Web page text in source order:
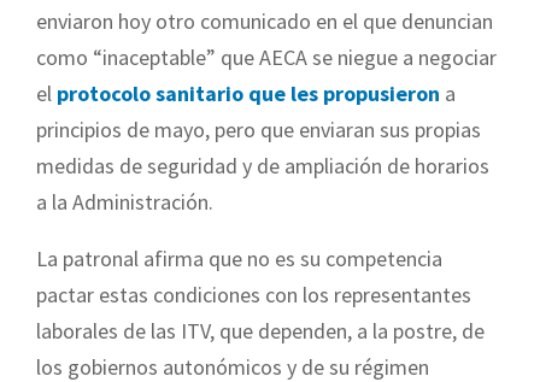
enviaron hoy otro comunicado en el que denuncian
como “inaceptable” que AECA se niegue a negociar
el protocolo sanitario que les propusieron a
principios de mayo, pero que enviaran sus propias
medidas de seguridad y de ampliación de horarios
a la Administración.
La patronal afirma que no es su competencia
pactar estas condiciones con los representantes
laborales de las ITV, que dependen, a la postre, de
los gobiernos autonómicos y de su régimen